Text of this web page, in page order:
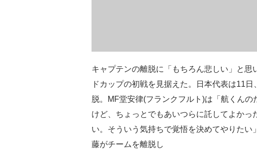
キャプテンの離脱に「もちろん悲しい」と
ドカップの初戦を見据えた。日本代表は11
脱。MF堂安律(フランクフルト)は「航くん
けど、ちょっとでもあいつらに託してよか
い。そういう気持ちで覚悟を決めてやりた
藤がチームを離脱し